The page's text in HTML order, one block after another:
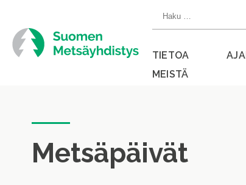
sisältöön
Haku:
TIETOA
MEISTÄ
Metsäpäivät